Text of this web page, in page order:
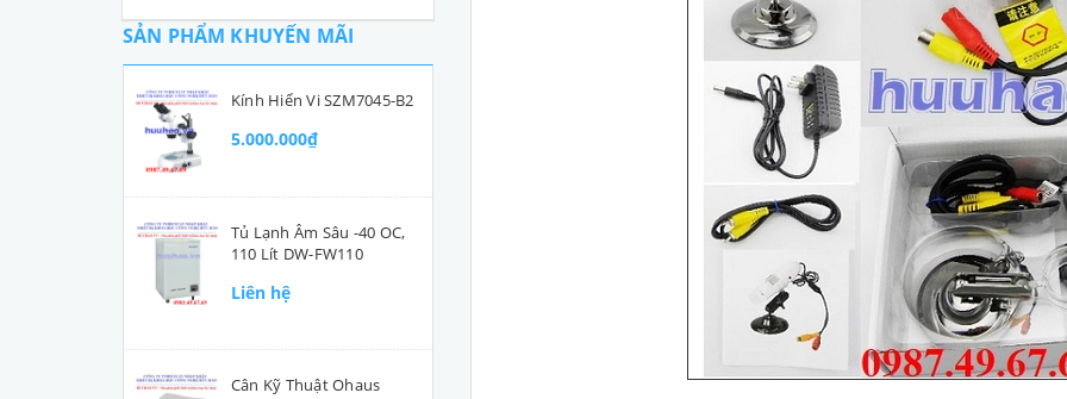
SẢN PHẨM KHUYẾN MÃI
Kính Hiển Vi SZM7045-B2
5.000.000₫
Tủ Lạnh Âm Sâu -40 OC,
110 Lít DW-FW110
Liên hệ
Cân Kỹ Thuật Ohaus